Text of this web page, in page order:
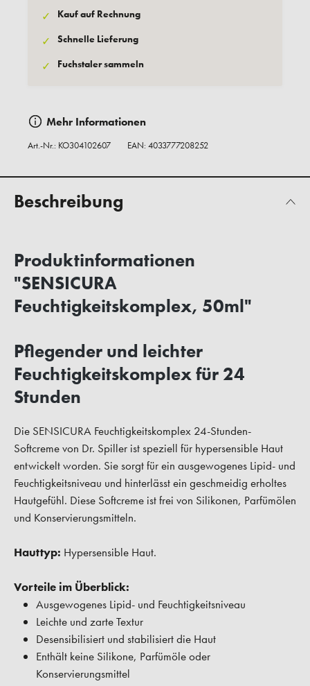
✓ Kauf auf Rechnung
✓ Schnelle Lieferung
✓ Fuchstaler sammeln
Mehr Informationen
Art.-Nr.: KO304102607 EAN: 4033777208252
Beschreibung
Produktinformationen
"SENSICURA
Feuchtigkeitskomplex, 50ml"
Pflegender und leichter
Feuchtigkeitskomplex für 24
Stunden
Die SENSICURA Feuchtigkeitskomplex 24-Stunden-
Softcreme von Dr. Spiller ist speziell für hypersensible Haut
entwickelt worden. Sie sorgt für ein ausgewogenes Lipid- und
Feuchtigkeitsniveau und hinterlässt ein geschmeidig erholtes
Hautgefühl. Diese Softcreme ist frei von Silikonen, Parfümölen
und Konservierungsmitteln.
Hauttyp: Hypersensible Haut.
Vorteile im Überblick:
Ausgewogenes Lipid- und Feuchtigkeitsniveau
Leichte und zarte Textur
Desensibilisiert und stabilisiert die Haut
Enthält keine Silikone, Parfümöle oder
Konservierungsmittel